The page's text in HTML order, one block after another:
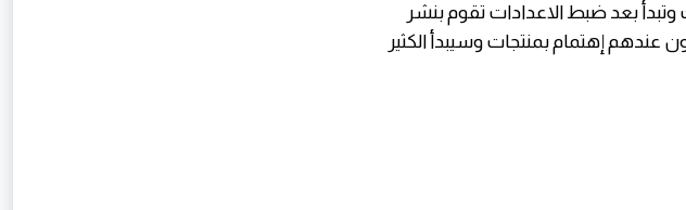
بعد ضبط الاعدادات تقوم بنشر
إهتمام بمنتجات وسيبدأ الكثير